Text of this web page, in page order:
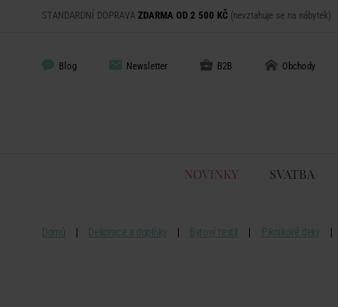
STANDARDNÍ DOPRAVA ZDARMA OD 2 500 KČ (nevztahuje se na nábytek)
Blog Newsletter B2B Obchody
NOVINKY SVATBA
Domů Dekorace a doplňky Bytový textil Piknikové deky